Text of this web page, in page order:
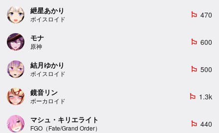
紲星あかり
ボイスロイド
emoji_flags 470
モナ
原神
emoji_flags 600
結月ゆかり
ボイスロイド
emoji_flags 500
鏡音リン
ボーカロイド
emoji_flags 1.3k
マシュ・キリエライト
FGO（Fate/Grand Order）
emoji_flags 440